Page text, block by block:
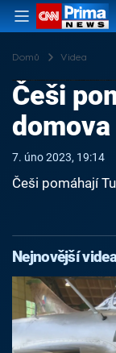
Domů Videa
Češi
domova
7. úno 2023, 19:14
Češi pomáhají
Nejnovější videa